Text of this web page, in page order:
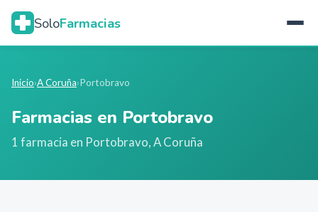
SoloFarmacias
Inicio›A Coruña›Portobravo
Farmacias en Portobravo
1 farmacia en Portobravo,A Coruña